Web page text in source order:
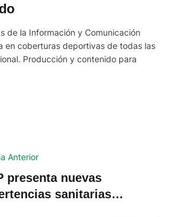
de la Información y Comunicación
en coberturas deportivas de todas las
Producción y contenido para
Anterior
presenta nuevas
sanitarias